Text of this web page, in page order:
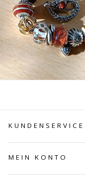
KUNDENSERVICE
MEIN KONTO